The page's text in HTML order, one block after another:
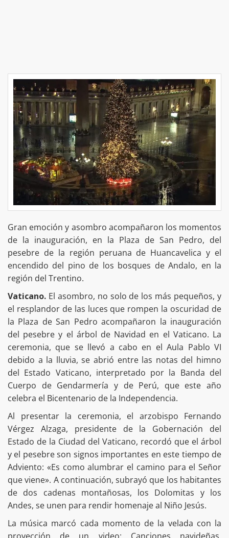
Gran emoción y asombro acompañaron los momentos
de la inauguración, en la Plaza de San Pedro, del
pesebre de la región peruana de Huancavelica y el
encendido del pino de los bosques de Andalo, en la
región del Trentino.
Vaticano. El asombro, no solo de los más pequeños, y
el resplandor de las luces que rompen la oscuridad de
la Plaza de San Pedro acompañaron la inauguración
del pesebre y el árbol de Navidad en el Vaticano. La
ceremonia, que se llevó a cabo en el Aula Pablo VI
debido a la lluvia, se abrió entre las notas del himno
del Estado Vaticano, interpretado por la Banda del
Cuerpo de Gendarmería y de Perú, que este año
celebra el Bicentenario de la Independencia.
Al presentar la ceremonia, el arzobispo Fernando
Vérgez Alzaga, presidente de la Gobernación del
Estado de la Ciudad del Vaticano, recordó que el árbol
y el pesebre son signos importantes en este tiempo de
Adviento: «Es como alumbrar el camino para el Señor
que viene». A continuación, subrayó que los habitantes
de dos cadenas montañosas, los Dolomitas y los
Andes, se unen para rendir homenaje al Niño Jesús.
La música marcó cada momento de la velada con la